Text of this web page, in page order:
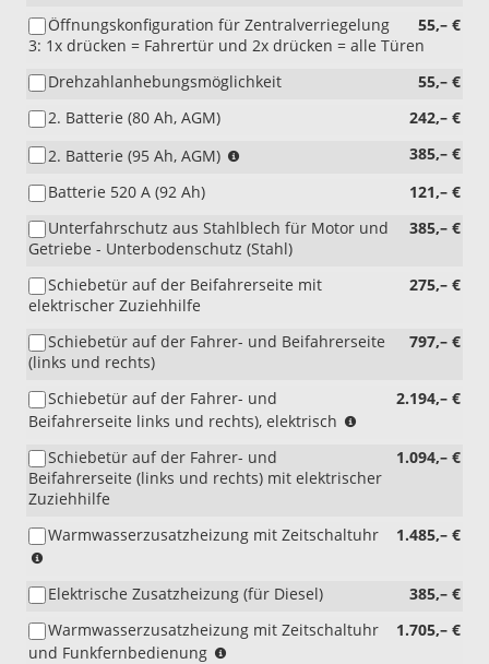
mit
7AL)
55,– €
Öffnungskonfiguration für Zentralverriegelung
3: 1x drücken = Fahrertür und 2x drücken = alle Türen
55,– €
Drehzahlanhebungsmöglichkeit
242,– €
2. Batterie (80 Ah, AGM)
385,– €
2. Batterie (95 Ah, AGM)
121,– €
Batterie 520 A (92 Ah)
385,– €
Unterfahrschutz aus Stahlblech für Motor und
Getriebe - Unterbodenschutz (Stahl)
275,– €
Schiebetür auf der Beifahrerseite mit
elektrischer Zuziehhilfe
797,– €
Schiebetür auf der Fahrer- und Beifahrerseite
(links und rechts)
2.194,– €
Schiebetür auf der Fahrer- und
Beifahrerseite links und rechts), elektrisch
4F2)
1.094,– €
Schiebetür auf der Fahrer- und
Beifahrerseite (links und rechts) mit elektrischer
Zuziehhilfe
1.485,– €
Warmwasserzusatzheizung mit Zeitschaltuhr
mit
385,– €
Elektrische Zusatzheizung (für Diesel)
1.705,– €
Warmwasserzusatzheizung mit Zeitschaltuhr
und Funkfernbedienung